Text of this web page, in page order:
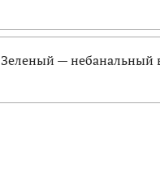
Зеленый — небанальный